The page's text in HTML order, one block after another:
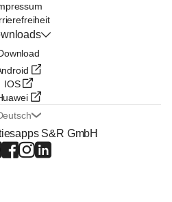
IOS
S&R GmbH